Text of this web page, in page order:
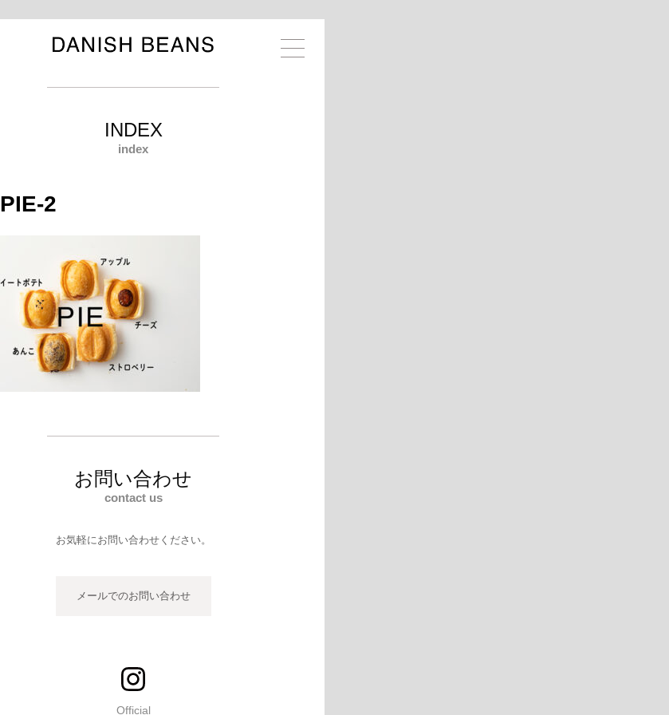
INDEX
index
PIE-2
お問い合わせ
contact us
お気軽にお問い合わせください。
メールでのお問い合わせ
Official